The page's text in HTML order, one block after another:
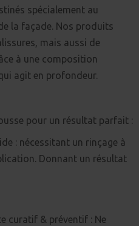
spécialement au
la façade. Nos produits
mais aussi de
à une composition
agit en profondeur.
pour un résultat parfait :
: nécessitant un rinçage à
Donnant un résultat
curatif & préventif : Ne